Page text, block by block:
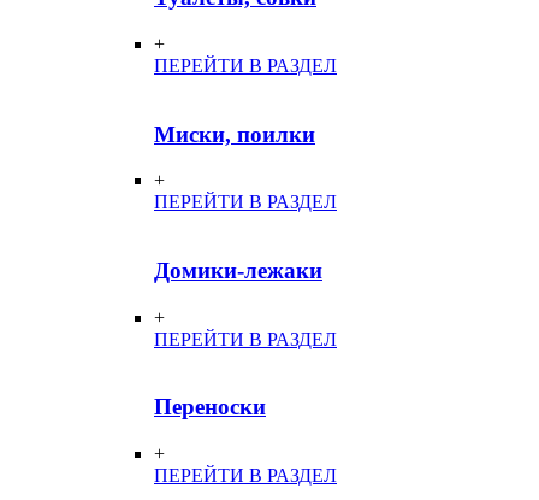
+
ПЕРЕЙТИ В РАЗДЕЛ
Миски, поилки
+
ПЕРЕЙТИ В РАЗДЕЛ
Домики-лежаки
+
ПЕРЕЙТИ В РАЗДЕЛ
Переноски
+
ПЕРЕЙТИ В РАЗДЕЛ